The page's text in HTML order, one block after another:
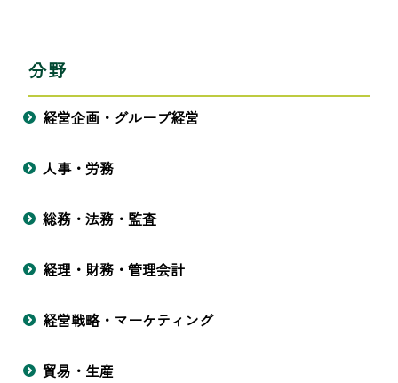
分野
経営企画・グループ経営
人事・労務
総務・法務・監査
経理・財務・管理会計
経営戦略・マーケティング
貿易・生産